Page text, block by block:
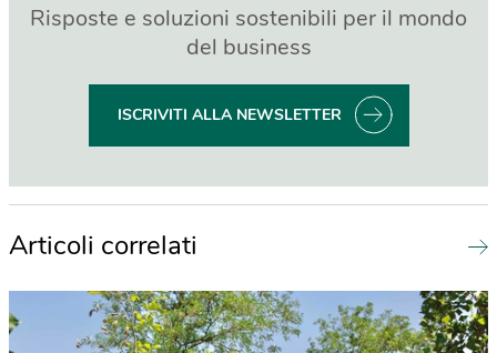
Risposte e soluzioni sostenibili per il mondo
del business
ISCRIVITI ALLA NEWSLETTER
Articoli correlati